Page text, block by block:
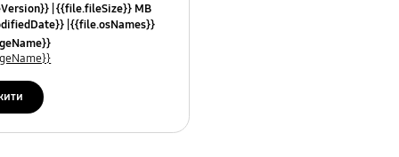
{{file.fileSize}} MB
{{file.osNames}}